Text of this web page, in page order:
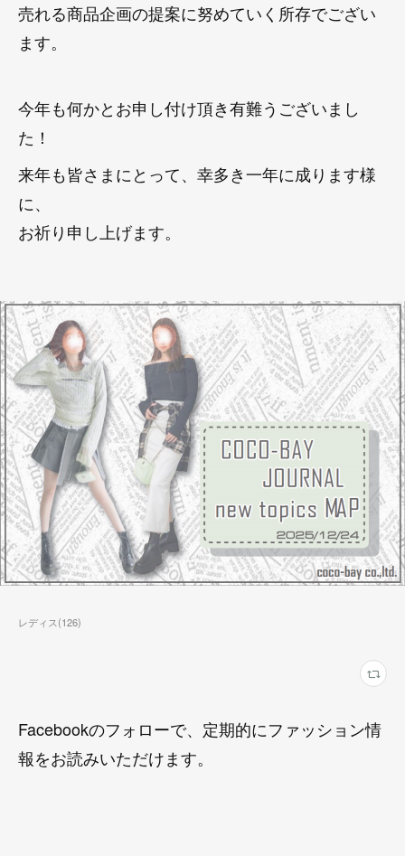
売れる商品企画の提案に努めていく所存でござい
ます。
今年も何かとお申し付け頂き有難うございまし
た！
来年も皆さまにとって、幸多き一年に成ります様
に、
お祈り申し上げます。
レディス(126)
Facebookのフォローで、定期的にファッション情
報をお読みいただけます。